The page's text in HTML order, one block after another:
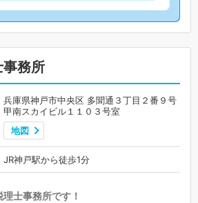
務所
兵庫県神戸市中央区 多聞通３丁目２番９号
甲南スカイビル１１０３号室
地図
JR神戸駅から徒歩1分
士事務所です！